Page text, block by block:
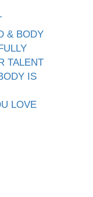
& BODY
TALENT
IS
LOVE